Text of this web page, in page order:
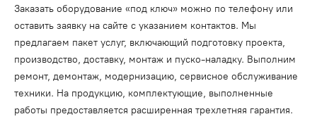
Заказать оборудование «под ключ» можно по телефону или
оставить заявку на сайте с указанием контактов. Мы
предлагаем пакет услуг, включающий подготовку проекта,
производство, доставку, монтаж и пуско-наладку. Выполним
ремонт, демонтаж, модернизацию, сервисное обслуживание
техники. На продукцию, комплектующие, выполненные
работы предоставляется расширенная трехлетняя гарантия.